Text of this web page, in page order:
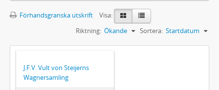
Förhandsgranska utskrift
Visa:
Sortera: Startdatum
Riktning: Ökande
J.F.V. Vult von Steijerns
Wagnersamling